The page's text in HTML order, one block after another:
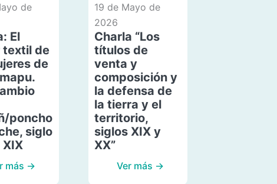
de
El
textil de
de
poncho
siglo
XIX
más →
19 de Mayo de
2026
Charla “Los
títulos de
venta y
composición y
la defensa de
la tierra y el
territorio,
siglos XIX y
XX”
Ver más →